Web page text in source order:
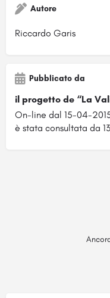
Autore
Riccardo Garis
Pubblicato da
il progetto de “La
On-line dal 15-04-
è stata consultata da